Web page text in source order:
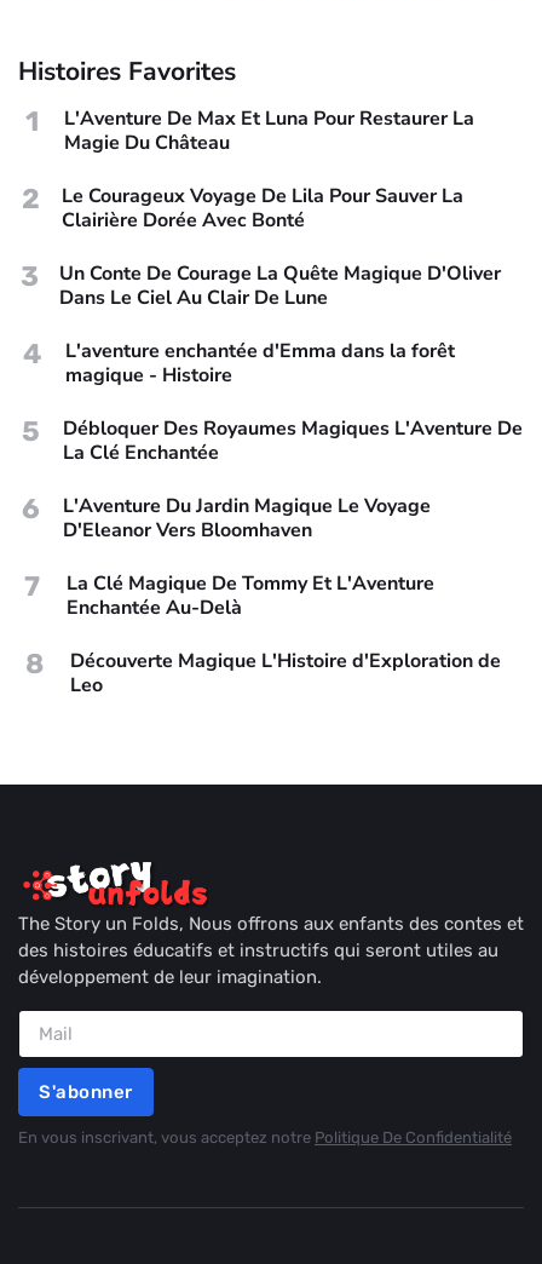
Histoires Favorites
1
L'Aventure De Max Et Luna Pour Restaurer La
Magie Du Château
2
Le Courageux Voyage De Lila Pour Sauver La
Clairière Dorée Avec Bonté
3
Un Conte De Courage La Quête Magique D'Oliver
Dans Le Ciel Au Clair De Lune
4
L'aventure enchantée d'Emma dans la forêt
magique - Histoire
5
Débloquer Des Royaumes Magiques L'Aventure De
La Clé Enchantée
6
L'Aventure Du Jardin Magique Le Voyage
D'Eleanor Vers Bloomhaven
7
La Clé Magique De Tommy Et L'Aventure
Enchantée Au-Delà
8
Découverte Magique L'Histoire d'Exploration de
Leo
The Story un Folds, Nous offrons aux enfants des contes et
des histoires éducatifs et instructifs qui seront utiles au
développement de leur imagination.
S'abonner
En vous inscrivant, vous acceptez notre Politique De Confidentialité